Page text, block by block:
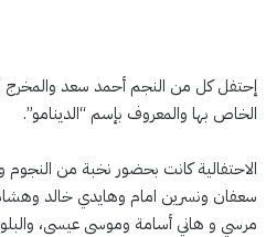
إحتفل كل من النجم أحمد سعد والمخرج
الخاص بها والمعروف بإسم “الدينامو”.
الاحتفالية كانت بحضور نخبة من
سعفان ونسرين امام وهايدي خالد
مرسي و هاني أسامة وموسى عيسى،